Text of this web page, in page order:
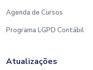
Agenda de Cursos
Programa LGPD Contábil
Atualizações